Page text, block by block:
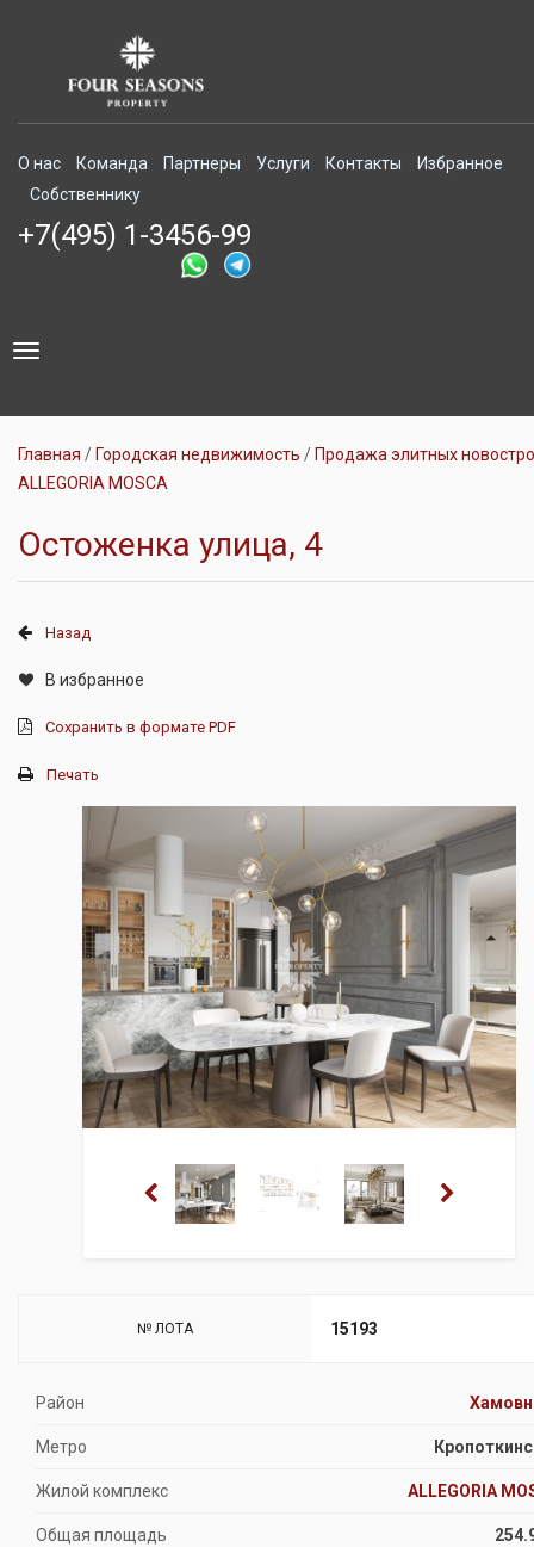
О нас Команда Партнеры Услуги Контакты
Избранное
Собственнику
+7(495) 1-3456-99
Toggle
Главная Городская недвижимость
Продажа элитных
ALLEGORIA MOSCA
Остоженка улица, 4
Назад
В избранное
Сохранить в формате PDF
Печать
№ ЛОТА 15193
Район
Метро
Жилой комплекс ALLEGORIA
Общая площадь